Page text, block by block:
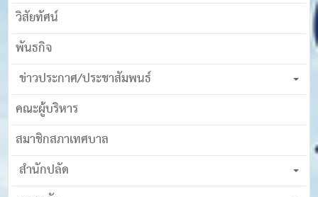
วิสัยทัศน์
พันธกิจ
ข่าวประกาศ/ประชาสัมพนธ์
คณะผู้บริหาร
สมาชิกสภาเทศบาล
สำนักปลัด